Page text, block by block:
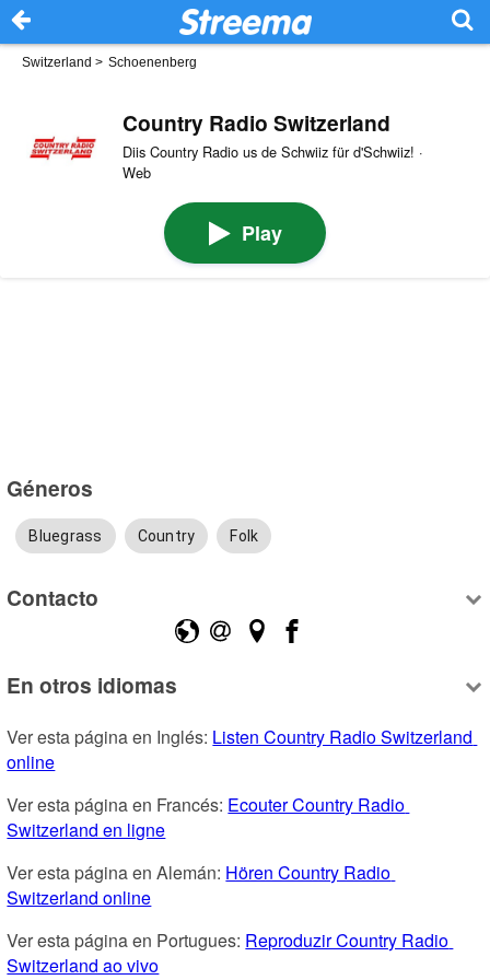
Switzerland > Schoenenberg
Country Radio Switzerland
Diis Country Radio us de Schwiiz für d'Schwiiz! ·
Web
Play
Géneros
Bluegrass Country Folk
Contacto
En otros idiomas
Ver esta página en Inglés: Listen Country Radio Switzerland
online
Ver esta página en Francés: Ecouter Country Radio
Switzerland en ligne
Ver esta página en Alemán: Hören Country Radio
Switzerland online
Ver esta página en Portugues: Reproduzir Country Radio
Switzerland ao vivo